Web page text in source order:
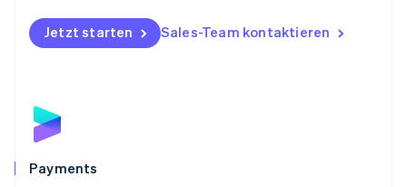
Jetzt starten Sales-Team kontaktieren
Payments
Polen
English
Portugal
Schweden
Schweiz